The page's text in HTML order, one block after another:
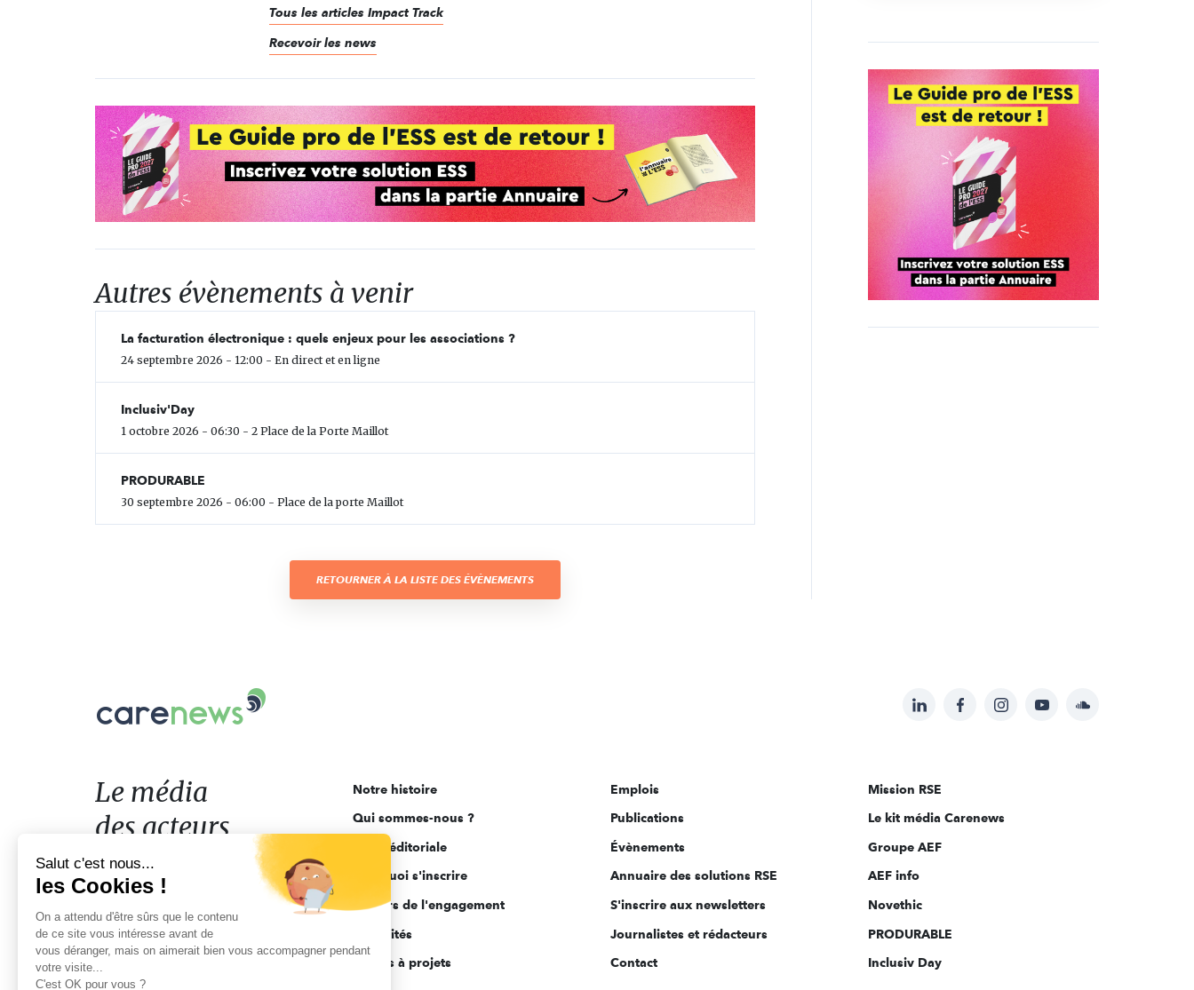
Tous les articles Impact Track
Recevoir les news
Autres évènements à venir
La facturation électronique : quels enjeux pour les associations ?
24 septembre 2026 - 12:00 - En direct et en ligne
Inclusiv'Day
1 octobre 2026 - 06:30 - 2 Place de la Porte Maillot
PRODURABLE
30 septembre 2026 - 06:00 - Place de la porte Maillot
RETOURNER À LA LISTE DES ÉVÈNEMENTS
Suivez-
sur:
LinkedInFacebookInstagramYouTubeSoundcloud
Le
acteurs
de
l'engagement
Le média
des acteurs
de l'engagement
Notre histoire
Qui sommes-nous ?
Ligne éditoriale
Pourquoi s'inscrire
Acteurs de l'engagement
Actualités
Appels à projets
Emplois
Publications
Évènements
Annuaire des solutions RSE
S'inscrire aux newsletters
Journalistes et rédacteurs
Contact
Mission RSE
Le kit média Carenews
Groupe AEF
AEF info
Novethic
PRODURABLE
Inclusiv Day
Salut c'est nous...
les Cookies !
On a attendu d'être sûrs que le contenu
de ce site vous intéresse avant de
vous déranger, mais on aimerait bien vous accompagner pendant
votre visite...
C'est OK pour vous ?